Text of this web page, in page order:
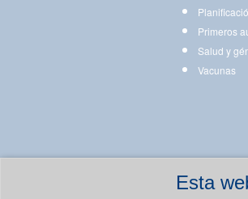
Esta
Primeros
Salud y
Vacunas